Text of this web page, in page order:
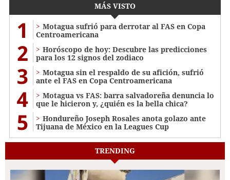
MÁS VISTO
1
Motagua sufrió para derrotar al FAS en Copa
Centroamericana
2
Horóscopo de hoy: Descubre las predicciones
para los 12 signos del zodiaco
3
Motagua sin el respaldo de su afición, sufrió
ante el FAS en Copa Centroamericana
4
Motagua vs FAS: barra salvadoreña denuncia lo
que le hicieron y, ¿quién es la bella chica?
5
Hondureño Joseph Rosales anota golazo ante
Tijuana de México en la Leagues Cup
TRENDING